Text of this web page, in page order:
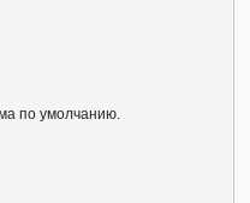
по умолчанию.